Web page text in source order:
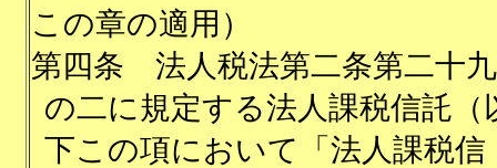
この章の適用）
第四条
法人税法第二条第二十
の二に規定する法人課税信託（
下この項において「法人課税信